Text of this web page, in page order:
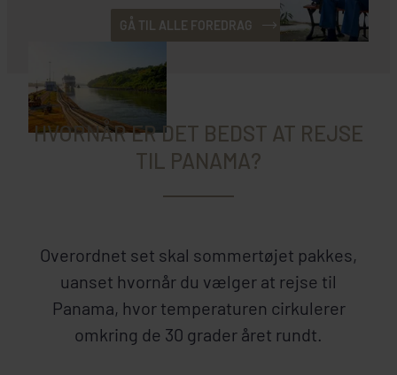
GÅ TIL ALLE FOREDRAG
HVORNÅR ER DET BEDST AT REJSE
TIL PANAMA?
Overordnet set skal sommertøjet pakkes,
uanset hvornår du vælger at rejse til
Panama, hvor temperaturen cirkulerer
omkring de 30 grader året rundt.